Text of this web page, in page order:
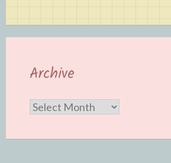
Archive
Archive